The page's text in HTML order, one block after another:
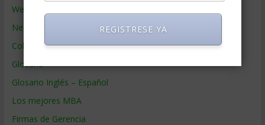
Webs de Gerencia
Negocios por País
Colaboradores de Gerencia
Glosario
Glosario Inglés – Español
Los mejores MBA
Firmas de Gerencia
REGISTRESE YA